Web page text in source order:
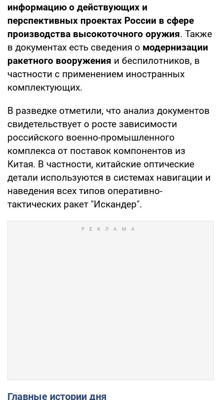
информацию о действующих и
перспективных проектах России в сфере
производства высокоточного оружия. Также
в документах есть сведения о модернизации
ракетного вооружения и беспилотников, в
частности с применением иностранных
комплектующих.
В разведке отметили, что анализ документов
свидетельствует о росте зависимости
российского военно-промышленного
комплекса от поставок компонентов из
Китая. В частности, китайские оптические
детали используются в системах навигации и
наведения всех типов оперативно-
тактических ракет "Искандер".
Главные истории дня